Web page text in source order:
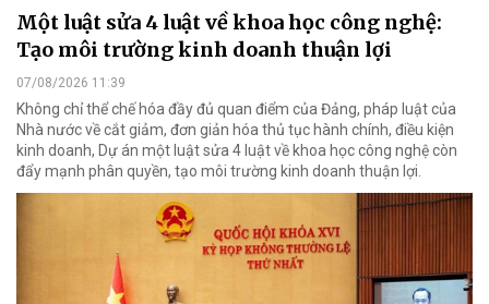
Một luật sửa 4 luật về khoa học công nghệ:
Tạo môi trường kinh doanh thuận lợi
07/08/2026 11:39
Không chỉ thể chế hóa đầy đủ quan điểm của Đảng, pháp luật của
Nhà nước về cắt giảm, đơn giản hóa thủ tục hành chính, điều kiện
kinh doanh, Dự án một luật sửa 4 luật về khoa học công nghệ còn
đẩy mạnh phân quyền, tạo môi trường kinh doanh thuận lợi.